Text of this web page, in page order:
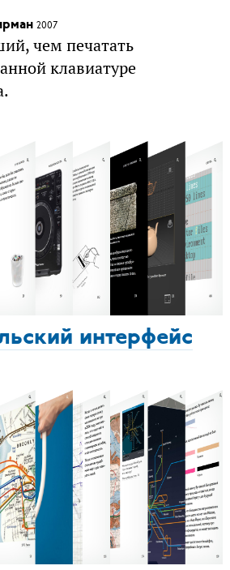
2007
чем печатать
клавиатуре
интерфейс